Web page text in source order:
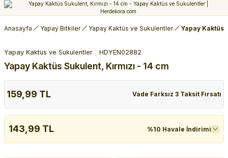
Anasayfa Yapay Bitkiler Yapay Kaktüs ve Sukulentler Yapay Kaktüs
Yapay Kaktüs ve Sukulentler HDYEN02882
Yapay Kaktüs Sukulent, Kırmızı - 14 cm
159,99 TL Vade Farksız 3 Taksit Fırsatı
143,99 TL %10 Havale İndirimi